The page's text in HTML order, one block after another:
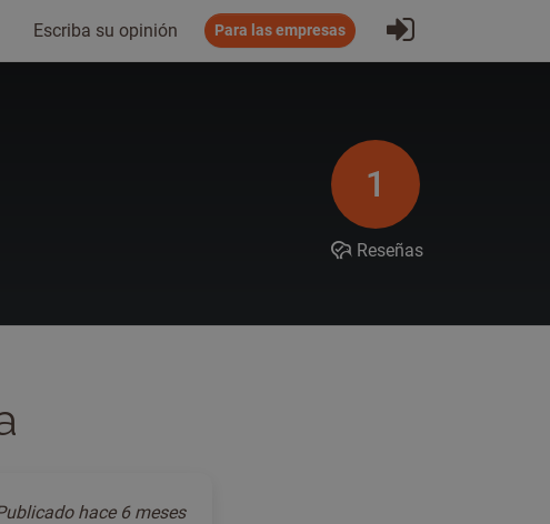
Escriba su opinión
Para las empresas Iniciar sesión
1
Reseñas
hace 6 meses